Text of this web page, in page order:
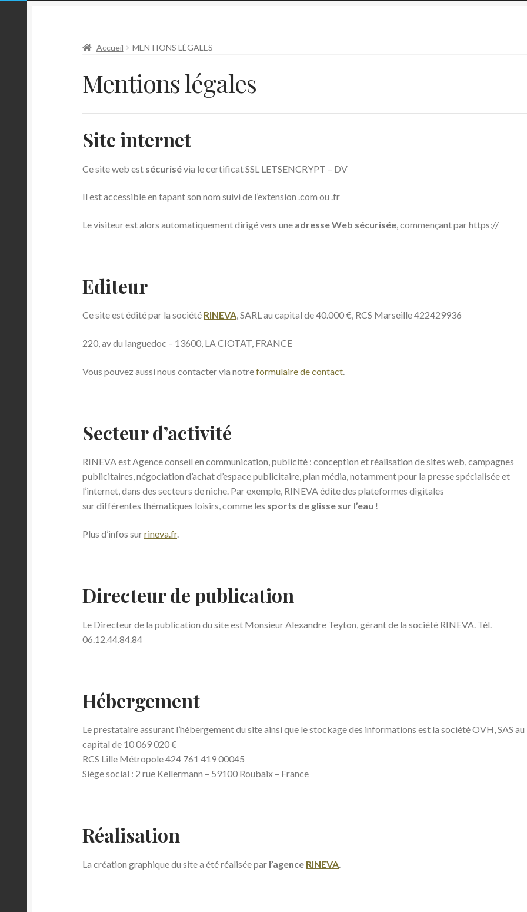
i
Accueil MENTIONS LÉGALES
Mentions légales
Site internet
Ce site web est sécurisévia le certificat SSL LETSENCRYPT – DV
Il est accessible en tapant son nom suivi de l’extension .com ou .fr
Le visiteur est alors automatiquement dirigé vers une adresse Web sécurisée, commençant par https://
Editeur
Ce site est édité par la société RINEVA, SARL au capital de 40.000 €, RCS Marseille 422429936
220, av du languedoc – 13600, LA CIOTAT, FRANCE
Vous pouvez aussi nous contacter via notreformulaire de contact
Secteur d’activité
RINEVA est Agence conseil en communication, publicité : conception et réalisation de sites web, campagnes
publicitaires, négociation d’achat d’espace publicitaire, plan média, notamment pour la presse spécialisée et
l’internet, dans des secteurs de niche. Par exemple, RINEVA édite des plateformes digitales
sur différentes thématiques loisirs, comme les sports de glisse sur l’eau !
Plus d’infos surrineva.fr.
Directeur de publication
Le Directeur de la publication du site est Monsieur Alexandre Teyton, gérant de la société RINEVA. Tél.
06.12.44.84.84
Hébergement
Le prestataire assurant l’hébergement du site ainsi que le stockage des informations est la société OVH, SAS au
capital de 10 069 020 €
RCS Lille Métropole 424 761 419 00045
Siège social : 2 rue Kellermann – 59100 Roubaix – France
Réalisation
La création graphique du site a été réalisée par l’agence RINEVA